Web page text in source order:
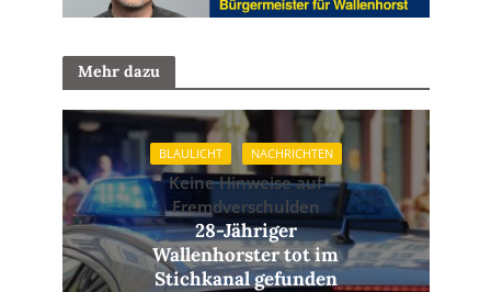
Mehr dazu
BLAULICHT NACHRICHTEN
Keine Hinweise auf
Fremdverschulden
28-Jähriger
Wallenhorster tot im
Stichkanal gefunden